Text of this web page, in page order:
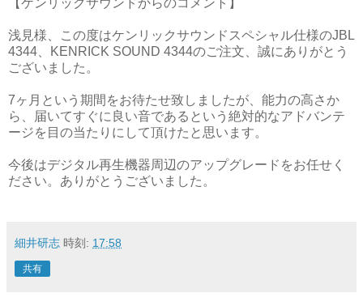
【ケンリックサウンドからのコメント】
浅見様、この度はケンリックサウンドスペシャル仕様のJBL
4344、KENRICK SOUND 4344のご注文、誠にありがとう
ございました。
7ヶ月という期間をお待たせ致しましたが、能力の高さか
ら、届いてすぐに良い音であるという絶対的なアドバンテ
ージを目の当たりにして頂けたと思います。
今後はデジタル再生機器周辺のアップグレードをお任せく
ださい。ありがとうございました。
細井研志 時刻: 17:58
共有